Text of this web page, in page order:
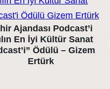
Ajandası Podcast’i
En İyi Kültür Sanat
Ödülü – Gizem
Ertürk